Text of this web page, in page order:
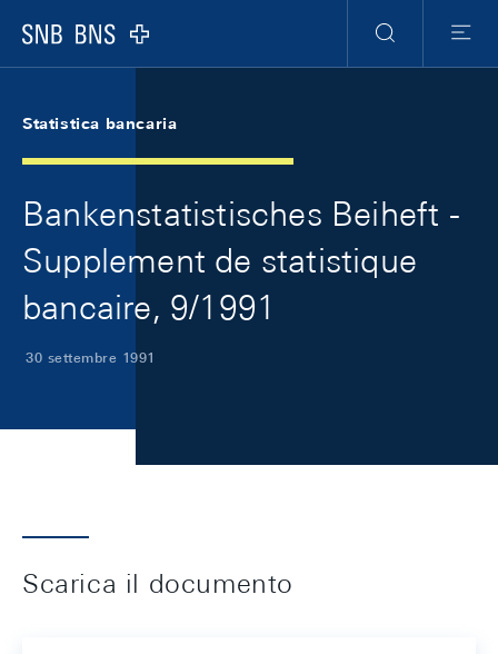
Logo
Ricerca
Menu
Statistica bancaria
Bankenstatistisches Beiheft -
Supplement de statistique
bancaire, 9/1991
30 settembre 1991
Scarica il documento